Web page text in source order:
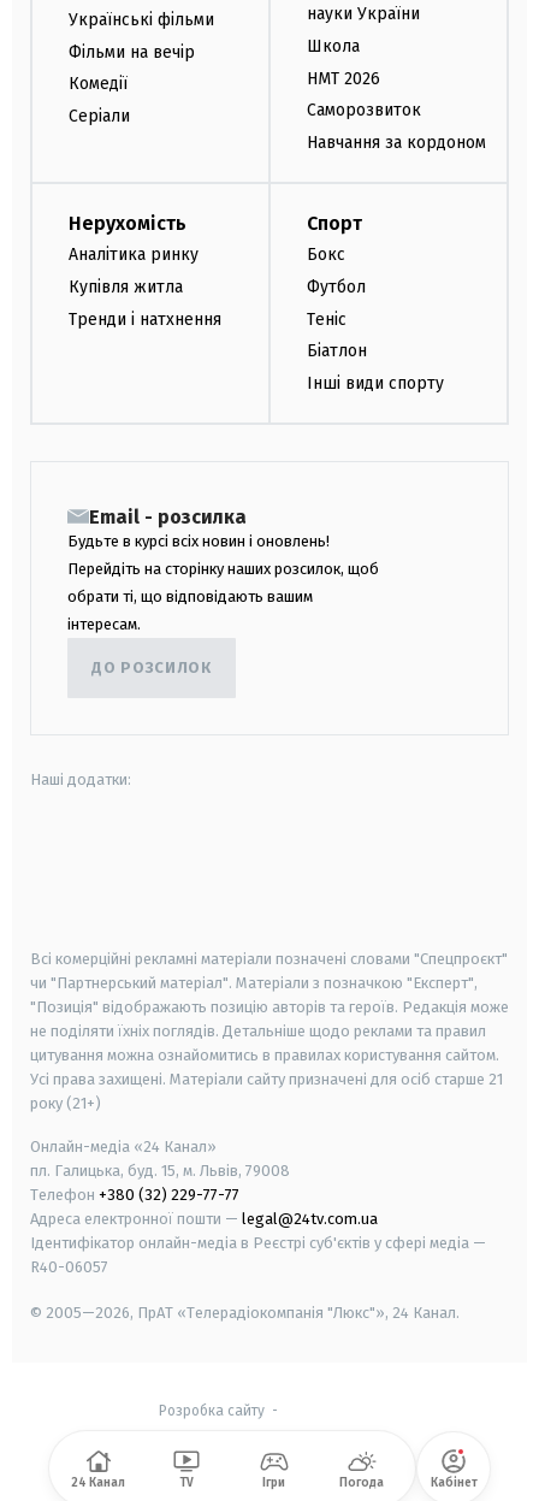
Українські фільми
Фільми на вечір
Комедії
Серіали
науки України
Школа
НМТ 2026
Саморозвиток
Навчання за кордоном
Нерухомість
Аналітика ринку
Купівля житла
Тренди і натхнення
Спорт
Бокс
Футбол
Теніс
Біатлон
Інші види спорту
Email - розсилка
Будьте в курсі всіх новин і оновлень!
Перейдіть на сторінку наших розсилок, щоб
обрати ті, що відповідають вашим
інтересам.
ДО РОЗСИЛОК
Наші додатки:
Всі комерційні рекламні матеріали позначені словами "Спецпроєкт"
чи "Партнерський матеріал". Матеріали з позначкою "Експерт",
"Позиція" відображають позицію авторів та героїв. Редакція може
не поділяти їхніх поглядів. Детальніше щодо реклами та правил
цитування можна ознайомитись в правилах користування сайтом.
Усі права захищені. Матеріали сайту призначені для осіб старше 21
року (21+)
Онлайн-медіа «24 Канал»
пл. Галицька, буд. 15, м. Львів, 79008
Телефон +380 (32) 229-77-77
Адреса електронної пошти — legal@24tv.com.ua
Ідентифікатор онлайн-медіа в Реєстрі суб'єктів у сфері медіа —
R40-06057
© 2005—2026, ПрАТ «Телерадіокомпанія "Люкс"», 24 Канал.
Розробка сайту-
24 Канал TV Ігри Погода Кабінет